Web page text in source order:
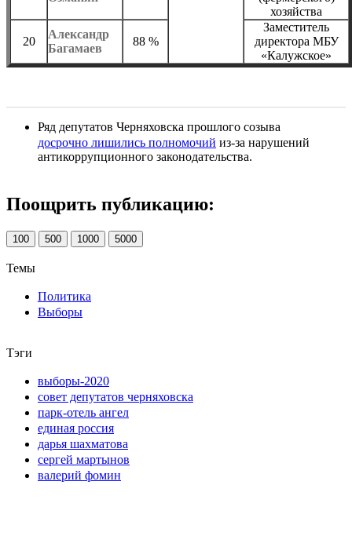
хозяйства
20
Александр
Багамаев
88 %
Заместитель
директора МБУ
«Калужское»
Ряд депутатов Черняховска прошлого созыва
досрочно лишились полномочий из-за нарушений
антикоррупционного законодательства.
Поощрить публикацию:
100 500 1000 5000
Темы
Политика
Выборы
Тэги
выборы-2020
совет депутатов черняховска
парк-отель ангел
единая россия
дарья шахматова
сергей мартынов
валерий фомин